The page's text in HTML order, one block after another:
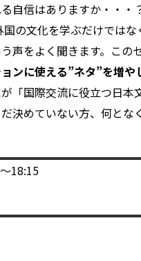
自信はありますか・・・
の文化を学ぶだけでは
声をよく聞きます。この
ンに使える”ネタ”を増や
「国際交流に役立つ日
決めていない方、何と
18:15